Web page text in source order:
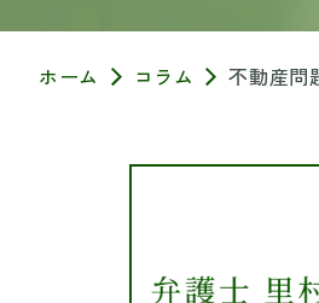
ホーム コラム 不動産問